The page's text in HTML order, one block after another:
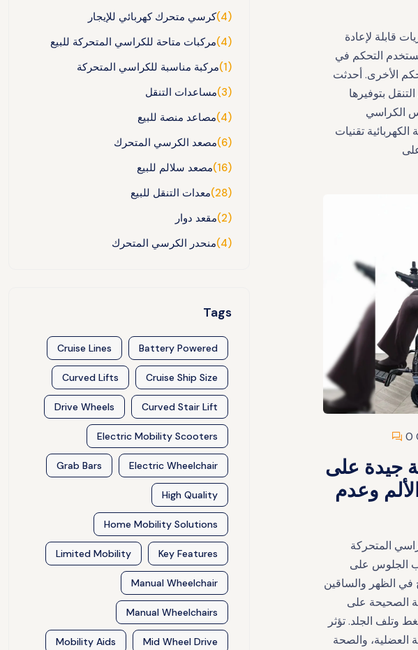
قابلة لإعادة
التحكم في
الأخرى. أحدثت
بتوفيرها
الكراسي
تقنيات
0
جيدة على
وعدم
المتحركة
الجلوس على
في الظهر والساقين
الصحيحة على
وتلف الجلد. تؤثر
العضلية، والصحة
كرسي متحرك كهربائي للإيجار
(4)
مركبات متاحة للكراسي المتحركة للبيع
(4)
مركبة مناسبة للكراسي المتحركة
(1)
مساعدات التنقل
(3)
مصاعد منصة للبيع
(4)
مصعد الكرسي المتحرك
(6)
مصعد سلالم للبيع
(16)
معدات التنقل للبيع
(28)
مقعد دوار
(2)
منحدر الكرسي المتحرك
(4)
Tags
Battery Powered
Cruise Lines
Cruise Ship Size
Curved Lifts
Curved Stair Lift
Drive Wheels
Electric Mobility Scooters
Electric Wheelchair
Grab Bars
High Quality
Home Mobility Solutions
Key Features
Limited Mobility
Manual Wheelchair
Manual Wheelchairs
Mid Wheel Drive
Mobility Aids